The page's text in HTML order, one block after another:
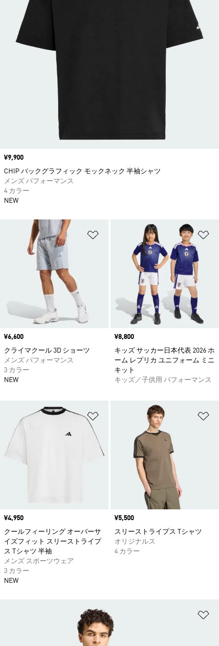
ほしいものリストに追加
価格
¥6,600
クライマクール 3D ショーツ
メンズ パフォーマンス
3 カラー
NEW
価格
¥8,800
キッズ サッカー日本代表 2026 ホ
ーム レプリカ ユニフォーム ミニ
キット
キッズ／子供用 パフォーマンス
ほしいものリストに追加
価格
¥4,950
クールフィーリング オーバーサ
イズフィット スリーストライプ
ス Tシャツ 半袖
メンズ スポーツウェア
3 カラー
NEW
価格
¥5,500
スリーストライプス Tシャツ
オリジナルス
4 カラー
価格
¥9,900
CHIP バックグラフィック モックネック 半袖シャツ
メンズ パフォーマンス
4 カラー
NEW